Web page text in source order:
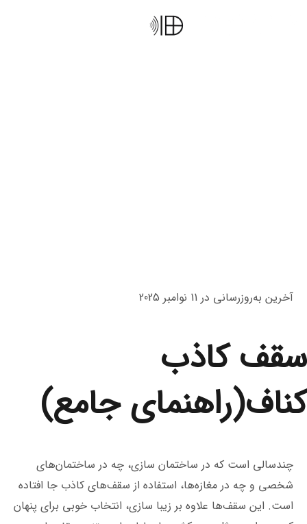
آخرین به‌روزرسانی در 11 نوامبر 2025
سقف کاذب
کناف(راهنمای جامع)
چندسالی است که در ساختمان سازی، چه در ساختمان‌های
شخصی و چه در مغازه‌ها، استفاده از سقف‌های کاذب جا افتاده
است. این سقف‌ها علاوه بر زیبا سازی، انتخاب خوبی برای پنهان